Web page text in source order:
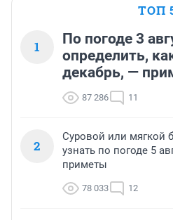
ТОП
1
По погоде 3
определить,
декабрь, —
87 286 11
2
Суровой или мягкой
узнать по погоде 5
приметы
78 033 12